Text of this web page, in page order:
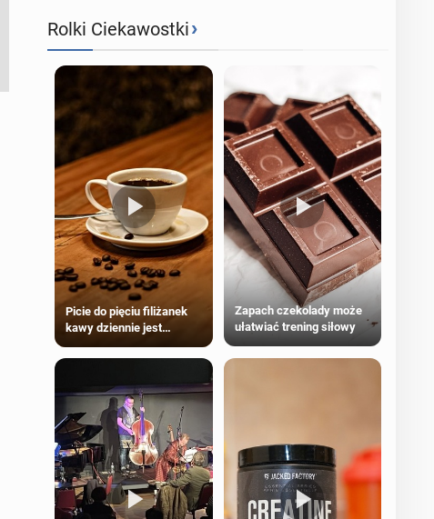
Rolki Ciekawostki›
Picie do pięciu filiżanek
kawy dziennie jest
większości dorosłych
Zapach czekolady może
ułatwiać trening siłowy